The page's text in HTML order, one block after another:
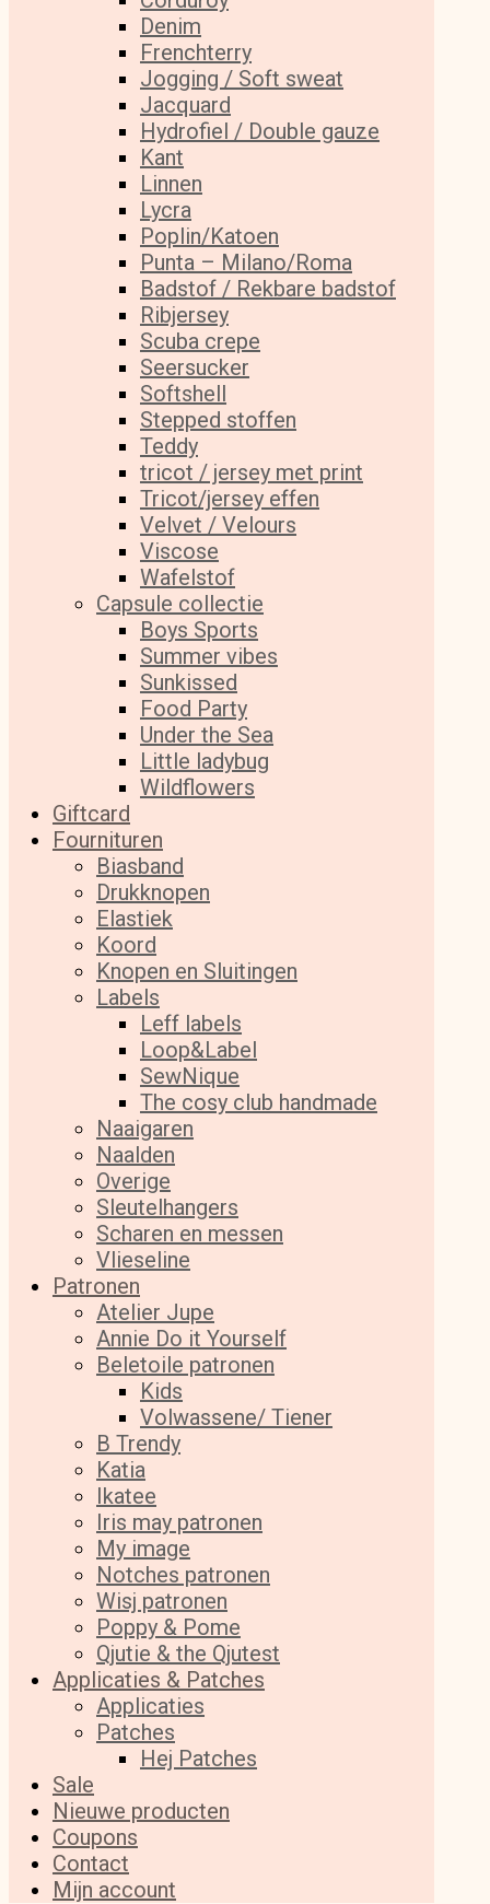
Denim
Frenchterry
Jogging / Soft sweat
Jacquard
Hydrofiel / Double gauze
Kant
Linnen
Lycra
Poplin/Katoen
Punta – Milano/Roma
Badstof / Rekbare badstof
Ribjersey
Scuba crepe
Seersucker
Softshell
Stepped stoffen
Teddy
tricot / jersey met print
Tricot/jersey effen
Velvet / Velours
Viscose
Wafelstof
Capsule collectie
Boys Sports
Summer vibes
Sunkissed
Food Party
Under the Sea
Little ladybug
Wildflowers
Giftcard
Fournituren
Biasband
Drukknopen
Elastiek
Koord
Knopen en Sluitingen
Labels
Leff labels
Loop&Label
SewNique
The cosy club handmade
Naaigaren
Naalden
Overige
Sleutelhangers
Scharen en messen
Vlieseline
Patronen
Atelier Jupe
Annie Do it Yourself
Beletoile patronen
Kids
Volwassene/ Tiener
B Trendy
Katia
Ikatee
Iris may patronen
My image
Notches patronen
Wisj patronen
Poppy & Pome
Qjutie & the Qjutest
Applicaties & Patches
Applicaties
Patches
Hej Patches
Sale
Nieuwe producten
Coupons
Contact
Mijn account